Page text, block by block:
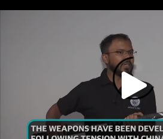
Play
Video